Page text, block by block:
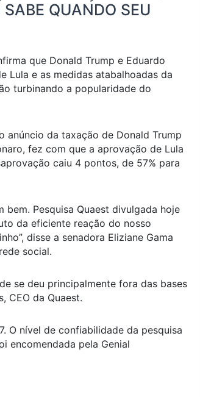
QUANDO SEU
que Donald Trump e Eduardo
Lula e as medidas atabalhoadas da
turbinando a popularidade do
anúncio da taxação de Donald Trump
fez com que a aprovação de Lula
caiu 4 pontos, de 57% para
bem. Pesquisa Quaest divulgada hoje
da eficiente reação do nosso
disse a senadora Eliziane Gama
social.
se deu principalmente fora das bases
CEO da Quaest.
O nível de confiabilidade da pesquisa
encomendada pela Genial